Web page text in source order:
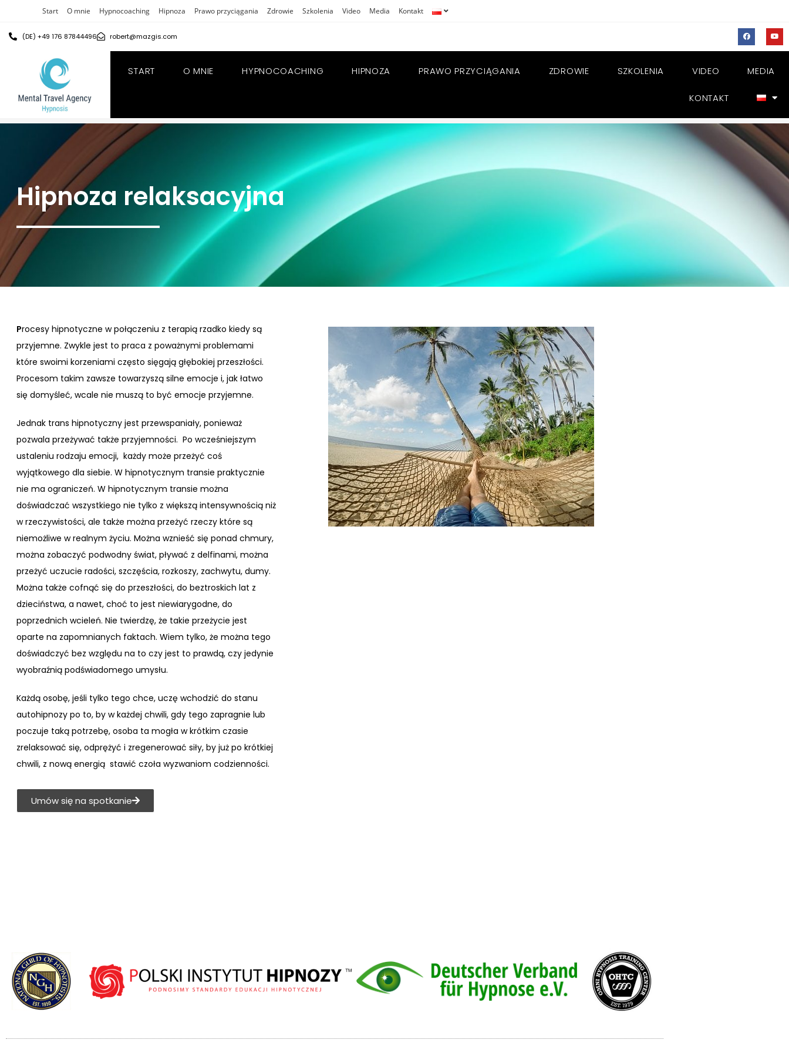
Start O mnie Hypnocoaching Hipnoza Prawo przyciągania Zdrowie Szkolenia Video Media Kontakt
(DE) +49 176 87844496 robert@mazgis.com
START O MNIE HYPNOCOACHING HIPNOZA PRAWO PRZYCIĄGANIA ZDROWIE SZKOLENIA VIDEO MEDIA
KONTAKT
Hipnoza relaksacyjna Hipnoza relaksacyjna
Hipnoza relaksacyjna
Procesy hipnotyczne w połączeniu z terapią rzadko kiedy są
przyjemne. Zwykle jest to praca z poważnymi problemami
które swoimi korzeniami często sięgają głębokiej przeszłości.
Procesom takim zawsze towarzyszą silne emocje i, jak łatwo
się domyśleć, wcale nie muszą to być emocje przyjemne.
Jednak trans hipnotyczny jest przewspaniały, ponieważ
pozwala przeżywać także przyjemności. Po wcześniejszym
ustaleniu rodzaju emocji, każdy może przeżyć coś
wyjątkowego dla siebie. W hipnotycznym transie praktycznie
nie ma ograniczeń. W hipnotycznym transie można
doświadczać wszystkiego nie tylko z większą intensywnością niż
w rzeczywistości, ale także można przeżyć rzeczy które są
niemożliwe w realnym życiu. Można wznieść się ponad chmury,
można zobaczyć podwodny świat, pływać z delfinami, można
przeżyć uczucie radości, szczęścia, rozkoszy, zachwytu, dumy.
Można także cofnąć się do przeszłości, do beztroskich lat z
dzieciństwa, a nawet, choć to jest niewiarygodne, do
poprzednich wcieleń. Nie twierdzę, że takie przeżycie jest
oparte na zapomnianych faktach. Wiem tylko, że można tego
doświadczyć bez względu na to czy jest to prawdą, czy jedynie
wyobraźnią podświadomego umysłu.
Każdą osobę, jeśli tylko tego chce, uczę wchodzić do stanu
autohipnozy po to, by w każdej chwili, gdy tego zapragnie lub
poczuje taką potrzebę, osoba ta mogła w krótkim czasie
zrelaksować się, odprężyć i zregenerować siły, by już po krótkiej
chwili, z nową energią stawić czoła wyzwaniom codzienności.
Umów się na spotkanie